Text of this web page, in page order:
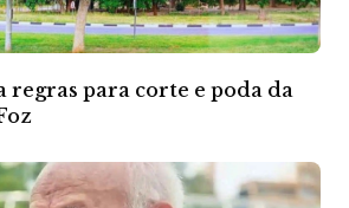
regras para corte e poda da